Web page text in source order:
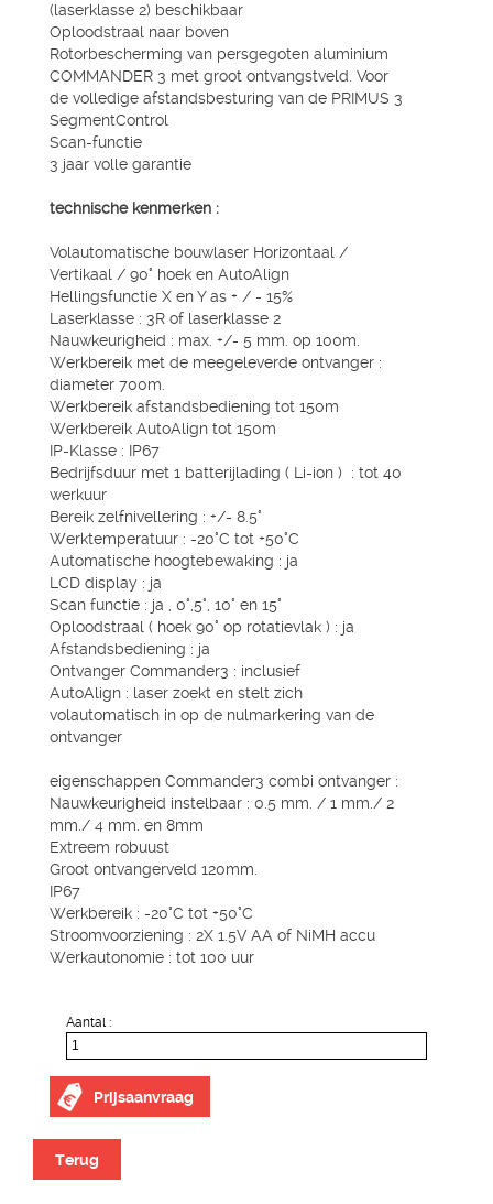
(laserklasse 2) beschikbaar
Oploodstraal naar boven
Rotorbescherming van persgegoten aluminium
COMMANDER 3 met groot ontvangstveld. Voor
de volledige afstandsbesturing van de PRIMUS 3
SegmentControl
Scan-functie
3 jaar volle garantie
technische kenmerken :
Volautomatische bouwlaser Horizontaal /
Vertikaal / 90° hoek en AutoAlign
Hellingsfunctie X en Y as + / - 15%
Laserklasse : 3R of laserklasse 2
Nauwkeurigheid : max. +/- 5 mm. op 100m.
Werkbereik met de meegeleverde ontvanger :
diameter 700m.
Werkbereik afstandsbediening tot 150m
Werkbereik AutoAlign tot 150m
IP-Klasse : IP67
Bedrijfsduur met 1 batterijlading ( Li-ion ) : tot 40
werkuur
Bereik zelfnivellering : +/- 8.5°
Werktemperatuur : -20°C tot +50°C
Automatische hoogtebewaking : ja
LCD display : ja
Scan functie : ja , 0°,5°, 10° en 15°
Oploodstraal ( hoek 90° op rotatievlak ) : ja
Afstandsbediening : ja
Ontvanger Commander3 : inclusief
AutoAlign : laser zoekt en stelt zich
volautomatisch in op de nulmarkering van de
ontvanger
eigenschappen Commander3 combi ontvanger :
Nauwkeurigheid instelbaar : 0.5 mm. / 1 mm./ 2
mm./ 4 mm. en 8mm
Extreem robuust
Groot ontvangerveld 120mm.
IP67
Werkbereik : -20°C tot +50°C
Stroomvoorziening : 2X 1.5V AA of NiMH accu
Werkautonomie : tot 100 uur
Aantal :
Prijsaanvraag
Terug